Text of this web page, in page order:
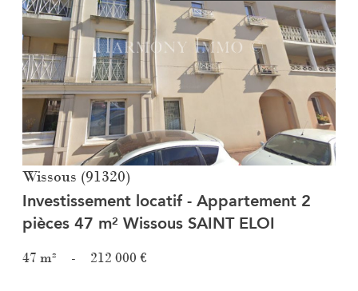
Voir le bien
Wissous (91320)
Investissement locatif - Appartement 2
pièces 47 m² Wissous SAINT ELOI
47 m² - 212 000 €